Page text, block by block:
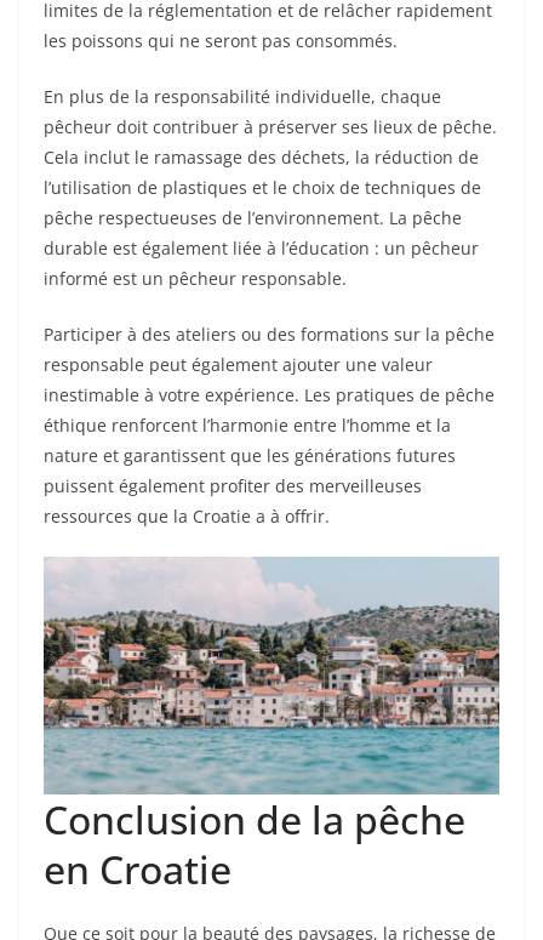
limites de la réglementation et de relâcher rapidement
les poissons qui ne seront pas consommés.
En plus de la responsabilité individuelle, chaque
pêcheur doit contribuer à préserver ses lieux de pêche.
Cela inclut le ramassage des déchets, la réduction de
l’utilisation de plastiques et le choix de techniques de
pêche respectueuses de l’environnement. La pêche
durable est également liée à l’éducation : un pêcheur
informé est un pêcheur responsable.
Participer à des ateliers ou des formations sur la pêche
responsable peut également ajouter une valeur
inestimable à votre expérience. Les pratiques de pêche
éthique renforcent l’harmonie entre l’homme et la
nature et garantissent que les générations futures
puissent également profiter des merveilleuses
ressources que la Croatie a à offrir.
Conclusion de la pêche
en Croatie
Que ce soit pour la beauté des paysages, la richesse de